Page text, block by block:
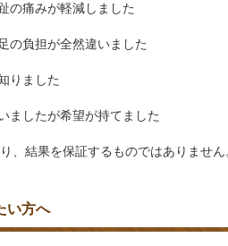
の痛みが軽減しました
の負担が全然違いました
りました
ましたが希望が持てました
、結果を保証するものではありません
い方へ